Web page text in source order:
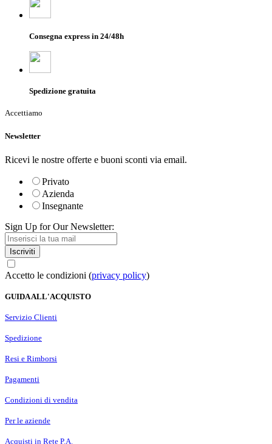
Consegna express in 24/48h
Spedizione gratuita
Accettiamo
Newsletter
Ricevi le nostre offerte e buoni sconti via email.
Privato
Azienda
Insegnante
Sign Up for Our Newsletter:
Iscriviti
Accetto le condizioni (privacy policy)
GUIDA ALL'ACQUISTO
Servizio Clienti
Spedizione
Resi e Rimborsi
Pagamenti
Condizioni di vendita
Per le aziende
Acquisti in Rete P.A.